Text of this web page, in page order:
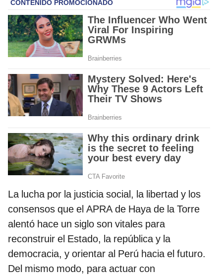
La lucha por la justicia social, la libertad y los
consensos que el APRA de Haya de la Torre
alentó hace un siglo son vitales para
reconstruir el Estado, la república y la
democracia, y orientar al Perú hacia el futuro.
Del mismo modo, para actuar con